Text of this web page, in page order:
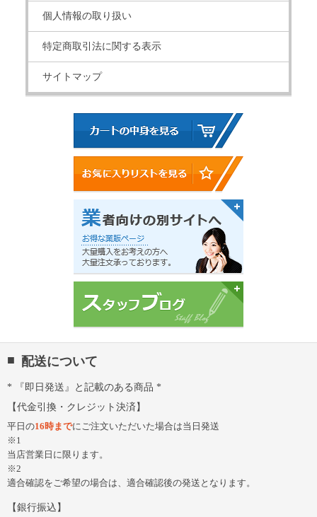
個人情報の取り扱い
特定商取引法に関する表示
サイトマップ
配送について
『即日発送』と記載のある商品
代金引換・クレジット決済
平日の16時までにご注文いただいた場合は当日発送
※1
当店営業日に限ります。
※2
適合確認をご希望の場合は、適合確認後の発送となります。
銀行振込